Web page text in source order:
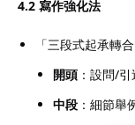
4.2 寫作強化法
「三段式起承轉合
開頭 ：設問/
中段 ：細節舉